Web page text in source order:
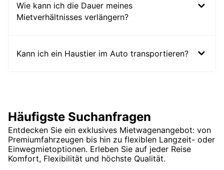
Wie kann ich die Dauer meines
Mietverhältnisses verlängern?
Kann ich ein Haustier im Auto transportieren?
Häufigste Suchanfragen
Entdecken Sie ein exklusives Mietwagenangebot: von
Premiumfahrzeugen bis hin zu flexiblen Langzeit- oder
Einwegmietoptionen. Erleben Sie auf jeder Reise
Komfort, Flexibilität und höchste Qualität.